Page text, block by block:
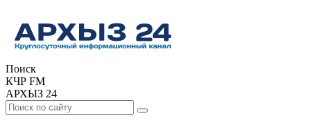
Поиск
КЧР FM
АРХЫЗ 24